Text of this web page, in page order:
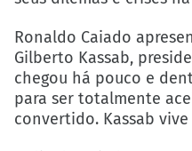
Ronaldo Caiado
Gilberto Kassab,
chegou há pouco e
para ser totalmente
convertido. Kassab